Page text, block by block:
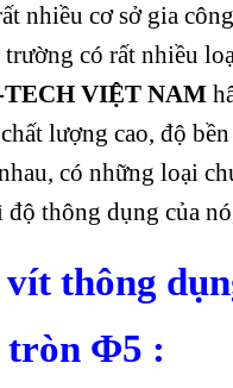
nhiều cơ sở gia
trường có rất nhiều
VIỆT NAM
lượng cao, độ
có những loại
độ thông dụng của
thông
tròn Φ5 :